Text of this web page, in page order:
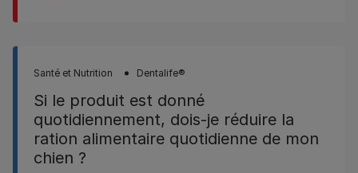
Santé et Nutrition Dentalife®
Si le produit est donné
quotidiennement, dois-je réduire la
ration alimentaire quotidienne de mon
chien ?